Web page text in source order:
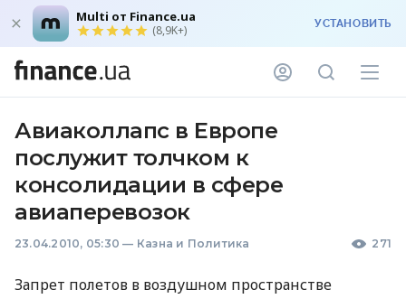
Multi от Finance.ua
(8,9K+) УСТАНОВИТЬ
Авиаколлапс в Европе
послужит толчком к
консолидации в сфере
авиаперевозок
23.04.2010, 05:30 — Казна и Политика 271
Запрет полетов в воздушном пространстве